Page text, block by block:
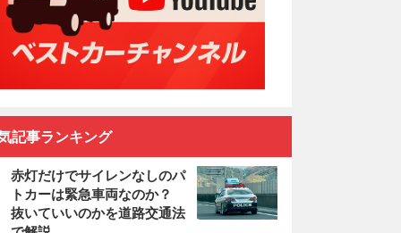
記事ランキング
赤灯だけでサイレンなしのパ
トカーは緊急車両なのか？
抜いていいのかを道路交通法